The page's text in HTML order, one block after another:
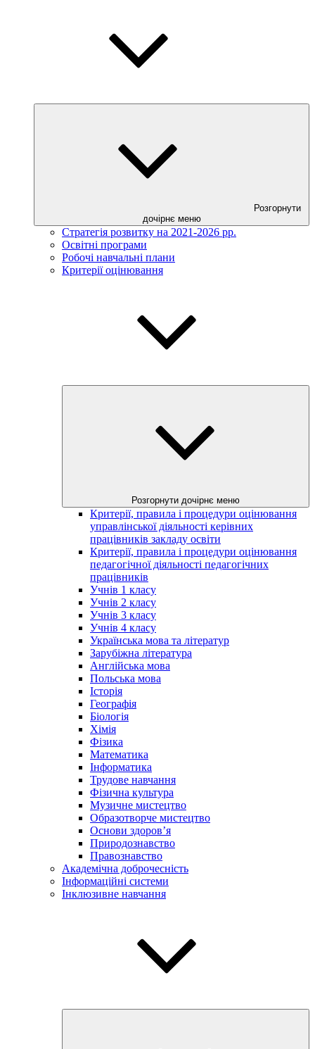
Розгорнути
дочірнє меню
Стратегія розвитку на 2021-2026 рр.
Освітні програми
Робочі навчальні плани
Критерії оцінювання
Розгорнути дочірнє меню
Критерії, правила і процедури оцінювання
управлінської діяльності керівних
працівників закладу освіти
Критерії, правила і процедури оцінювання
педагогічної діяльності педагогічних
працівників
Учнів 1 класу
Учнів 2 класу
Учнів 3 класу
Учнів 4 класу
Українська мова та літератур
Зарубіжна література
Англійська мова
Польська мова
Історія
Географія
Біологія
Хімія
Фізика
Математика
Інформатика
Трудове навчання
Фізична культура
Музичне мистецтво
Образотворче мистецтво
Основи здоров’я
Природознавство
Правознавство
Академічна доброчесність
Інформаційні системи
Інклюзивне навчання